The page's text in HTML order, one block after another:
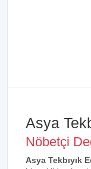
Asya
Nöbetçi
Asya Tekbıyık